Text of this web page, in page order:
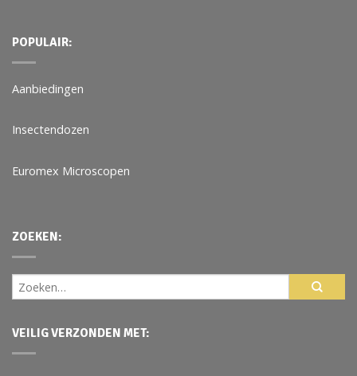
POPULAIR:
Aanbiedingen
Insectendozen
Euromex Microscopen
ZOEKEN:
VEILIG VERZONDEN MET: